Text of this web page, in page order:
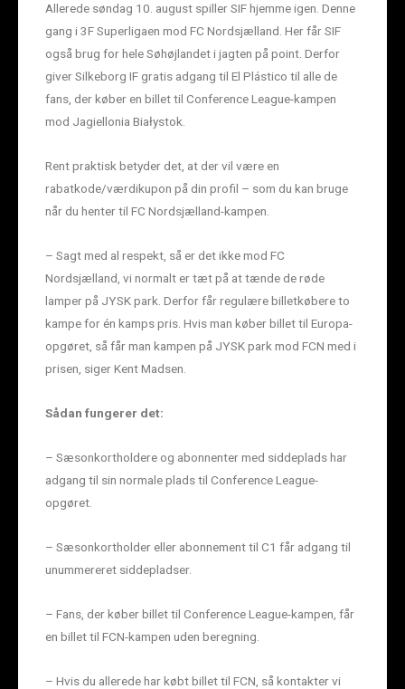
Allerede søndag 10. august spiller SIF hjemme igen. Denne
gang i 3F Superligaen mod FC Nordsjælland. Her får SIF
også brug for hele Søhøjlandet i jagten på point. Derfor
giver Silkeborg IF gratis adgang til El Plástico til alle de
fans, der køber en billet til Conference League-kampen
mod Jagiellonia Białystok.
Rent praktisk betyder det, at der vil være en
rabatkode/værdikupon på din profil – som du kan bruge
når du henter til FC Nordsjælland-kampen.
– Sagt med al respekt, så er det ikke mod FC
Nordsjælland, vi normalt er tæt på at tænde de røde
lamper på JYSK park. Derfor får regulære billetkøbere to
kampe for én kamps pris. Hvis man køber billet til Europa-
opgøret, så får man kampen på JYSK park mod FCN med i
prisen, siger Kent Madsen.
Sådan fungerer det:
– Sæsonkortholdere og abonnenter med siddeplads har
adgang til sin normale plads til Conference League-
opgøret.
– Sæsonkortholder eller abonnement til C1 får adgang til
unummereret siddepladser.
– Fans, der køber billet til Conference League-kampen, får
en billet til FCN-kampen uden beregning.
– Hvis du allerede har købt billet til FCN, så kontakter vi